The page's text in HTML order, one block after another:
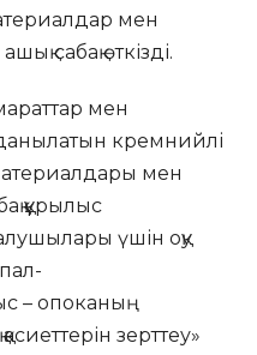
мен
сабақ өткізді.
мен
кремнийлі
мен
құрылыс
үшін оқу
– опоканың
зерттеу»